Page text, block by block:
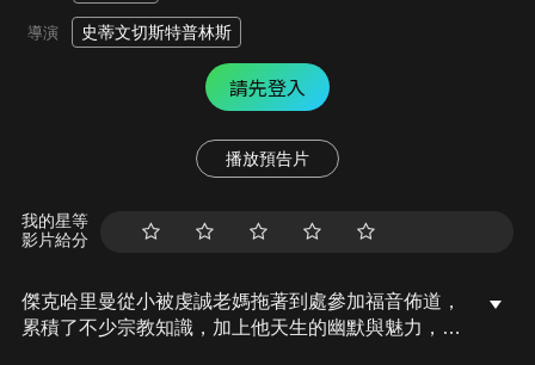
導演 史蒂文切斯特普林斯
請先登入
播放預告片
我的星等
影片給分
傑克哈里曼從小被虔誠老媽拖著到處參加福音佈道，
累積了不少宗教知識，加上他天生的幽默與魅力，讓